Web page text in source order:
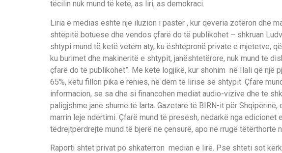
tëcilin nuk mund të ketë, as liri, as demokraci.
Liria e medias është një iluzion i pastër , kur qeveria zotëron dhe m
shtëpitë botuese dhe vendos çfarë do të publikohet – shkruan
shtypi mund të ketë vetëm aty, ku ështëpronë private e mjetetve, që
ku burimet dhe makineritë e shtypit, janështetërore, nuk mund të
çfarë do të publikohet” . Me këtë logjikë, kur shohim në Ilali që një
65%, këtu fillon pika e rënies, në dëm të lirisë së shtypit. Çfarë
informacion, se sa dhe si financohen mediat audio-vizive dhe të
paligjshme janë shumë të larta. Gazetarë të BIRN-it për Shqipërinë,
marrin leje ndërtimi Çfarë mund të presësh, nëdarkë nga edicionet e
tëdrejtpërdrejtë mund të bjerë në çensurë, apo në rrugë tëtërthortë n
Raporti shtet privat po shkatërron median e lirë. Pse shteti sot kë